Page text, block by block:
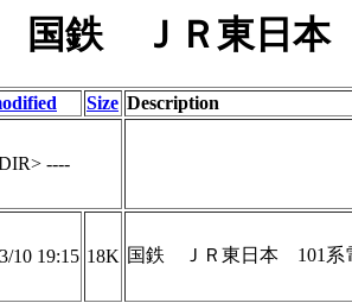
国鉄 ＪＲ東日
Size Description
----
10 19:15 18K 国鉄 ＪＲ東日本 101